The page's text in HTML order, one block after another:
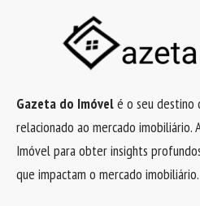
Gazeta do Imóvelé o seu
relacionado ao mercado imobiliário.
Imóvel para obter insights
que impactam o mercado imobiliário.